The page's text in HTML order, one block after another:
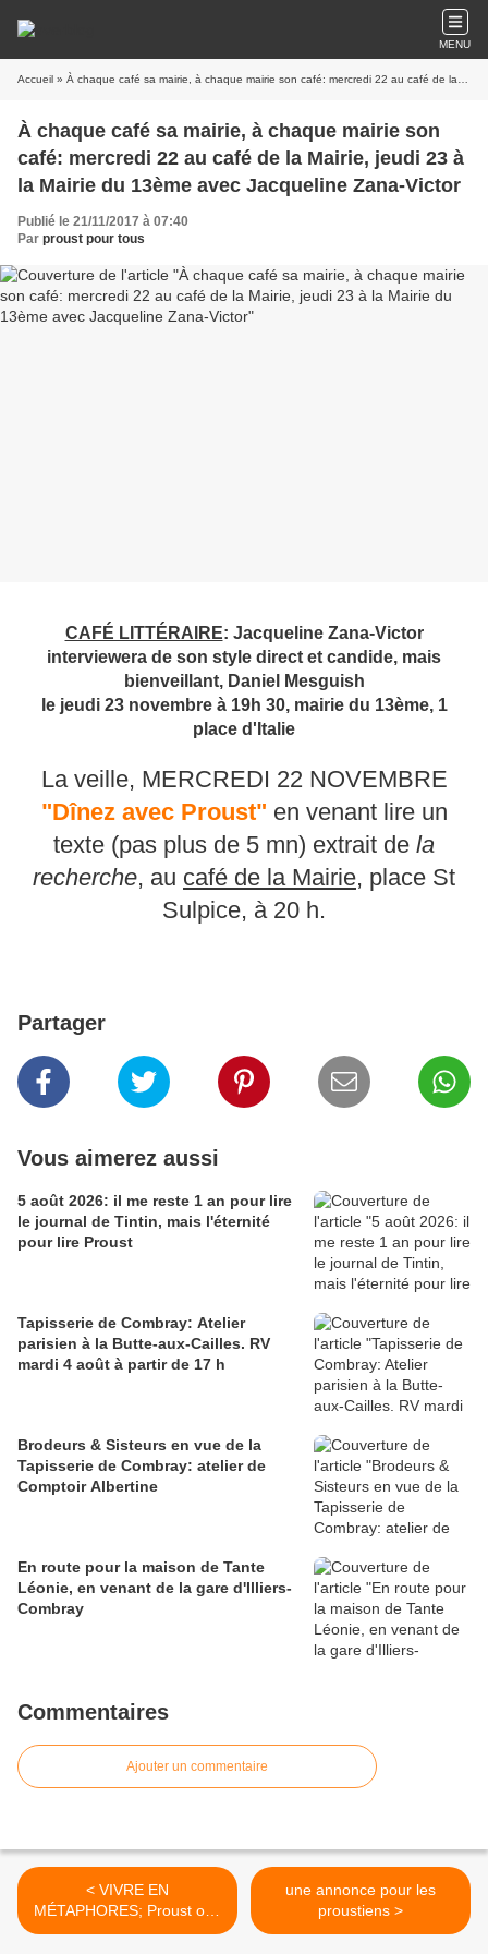
MENU
Accueil » À chaque café sa mairie, à chaque mairie son café: mercredi 22 au café de la Mairie, jeudi 23 à la Mairie du 13ème avec Jacqueline Zana-Victor
À chaque café sa mairie, à chaque mairie son
café: mercredi 22 au café de la Mairie, jeudi 23 à
la Mairie du 13ème avec Jacqueline Zana-Victor
Publié le 21/11/2017 à 07:40
Par proust pour tous
CAFÉ LITTÉRAIRE: Jacqueline Zana-Victor
interviewera de son style direct et candide, mais
bienveillant, Daniel Mesguish
le jeudi 23 novembre à 19h 30, mairie du 13ème, 1
place d'Italie
La veille, MERCREDI 22 NOVEMBRE
"Dînez avec Proust" en venant lire un
texte (pas plus de 5 mn) extrait de la
recherche, au café de la Mairie, place St
Sulpice, à 20 h.
Partager
Vous aimerez aussi
5 août 2026: il me reste 1 an pour lire
le journal de Tintin, mais l'éternité
pour lire Proust
Tapisserie de Combray: Atelier
parisien à la Butte-aux-Cailles. RV
mardi 4 août à partir de 17 h
Brodeurs & Sisteurs en vue de la
Tapisserie de Combray: atelier de
Comptoir Albertine
En route pour la maison de Tante
Léonie, en venant de la gare d'Illiers-
Combray
Commentaires
Ajouter un commentaire
< VIVRE EN
MÉTAPHORES; Proust oui,
Balzac non
une annonce pour les
proustiens >